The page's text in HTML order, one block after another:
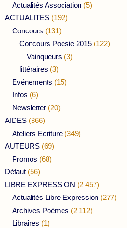
Actualités Association (5)
ACTUALITES (192)
Concours (131)
Concours Poésie 2015 (122)
Vainqueurs (3)
littéraires (3)
Evénements (15)
Infos (6)
Newsletter (20)
AIDES (366)
Ateliers Ecriture (349)
AUTEURS (69)
Promos (68)
Défaut (56)
LIBRE EXPRESSION (2 457)
Actualités Libre Expression (277)
Archives Poèmes (2 112)
Libraires (1)